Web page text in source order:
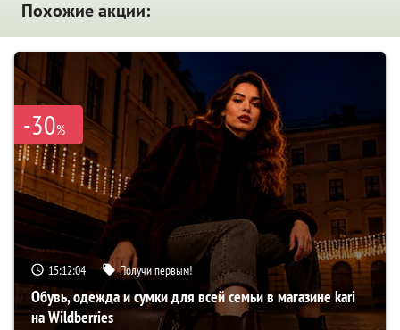
Похожие акции:
-30%
15:12:03 Получи первым!
Обувь, одежда и сумки для всей семьи в магазине kari
на Wildberries